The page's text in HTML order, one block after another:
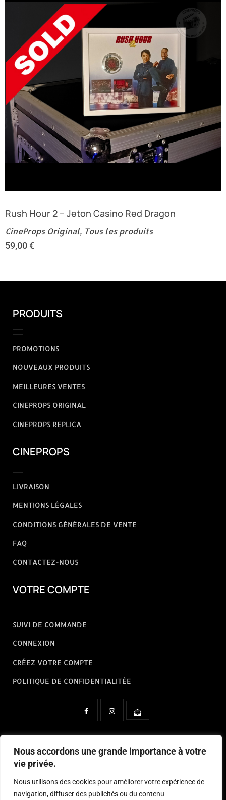
Nous accordons une grande importance à votre
vie privée.
Nous utilisons des cookies pour améliorer votre expérience de
navigation, diffuser des publicités ou du contenu
Rush Hour 2 – Jeton Casino Red Dragon
CineProps Original, Tous les produits
59,00€
PRODUITS
PROMOTIONS
NOUVEAUX PRODUITS
MEILLEURES VENTES
CINEPROPS ORIGINAL
CINEPROPS REPLICA
CINEPROPS
LIVRAISON
MENTIONS LÉGALES
CONDITIONS GÉNÉRALES DE VENTE
FAQ
CONTACTEZ-NOUS
VOTRE COMPTE
SUIVI DE COMMANDE
CONNEXION
CRÉEZ VOTRE COMPTE
POLITIQUE DE CONFIDENTIALITÉE
Nous contacter à :contact@cineprops.fr